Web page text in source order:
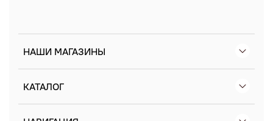
НАШИ МАГАЗИНЫ
КАТАЛОГ